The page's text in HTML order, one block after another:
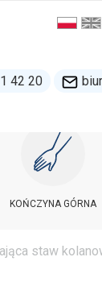
42 20
KOŃCZYNA GÓRNA
staw